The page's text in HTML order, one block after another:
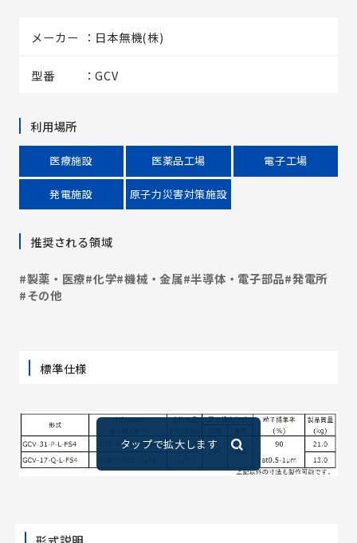
メーカー 日本無機(株)
型番 GCV
利用場所
医療施設 医薬品工場 電子工場
発電施設 原子力災害対策施設
推奨される領域
#製薬・医療#化学#機械・金属#半導体・電子部品#発電所
#その他
標準仕様